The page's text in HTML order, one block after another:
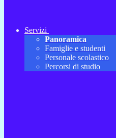
Servizi
Panoramica
Famiglie e studenti
Personale scolastico
Percorsi di studio